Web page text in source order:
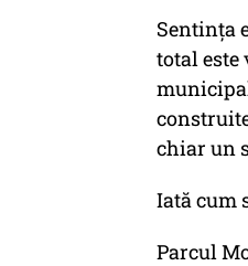
Sentința
total este
chiar un
Iată cum
Parcul